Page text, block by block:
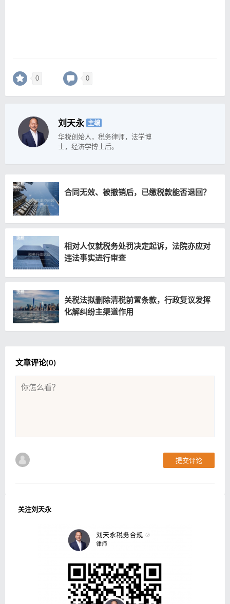
0 0
刘天永 主编
华税创始人，税务律师，法学博
士，经济学博士后。
合同无效、被撤销后，已缴税款能否退回？
相对人仅就税务处罚决定起诉，法院亦应对
违法事实进行审查
关税法拟删除清税前置条款，行政复议发挥
化解纠纷主渠道作用
文章评论(0)
提交评论
关注刘天永